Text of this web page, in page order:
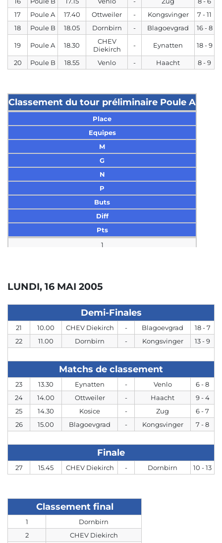
17
Poule A 17.40 Ottweiler - Kongsvinger
7 - 11
18
Poule B 18.05 Dornbirn - Blagoevgrad 16 - 8
19 Poule A 18.30
CHEV
Diekirch
- Eynatten 18 - 9
20 Poule B 18.55 Venlo - Haacht 8 - 9
Classement du tour préliminaire Poule A
Place
Equipes
M
G
N
P
Buts
Diff
Pts
1
4
0
60 - 28
32
2
Kongsvinger
4
0
37 - 36
1
3
Kosice
4
2
LUNDI, 16 MAI 2005
Demi-Finales
21 10.00 CHEV Diekirch - Blagoevgrad
18 - 7
22
11.00 Dornbirn - Kongsvinger 13 - 9
Matchs de classement
23 13.30 Eynatten - Venlo
6 - 8
24
14.00 Ottweiler - Haacht
9 - 4
25
14.30 Kosice - Zug
6 - 7
26
15.00 Blagoevgrad - Kongsvinger 7 - 8
Finale
27 15.45 CHEV Diekirch - Dornbirn 10 - 13
Classement final
1
Dornbirn
2
CHEV Diekirch